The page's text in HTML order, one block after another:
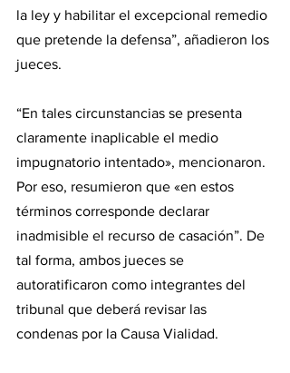
la ley y habilitar el excepcional remedio
que pretende la defensa”, añadieron los
jueces.
“En tales circunstancias se presenta
claramente inaplicable el medio
impugnatorio intentado», mencionaron.
Por eso, resumieron que «en estos
términos corresponde declarar
inadmisible el recurso de casación”. De
tal forma, ambos jueces se
autoratificaron como integrantes del
tribunal que deberá revisar las
condenas por la Causa Vialidad.